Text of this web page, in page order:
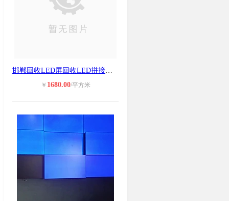
邯郸回收LED屏回收LED拼接屏维修联系
￥ 1680.00/平方米